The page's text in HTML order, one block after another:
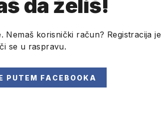
da želiš!
korisnički račun? Registracija je
se u raspravu.
PUTEM FACEBOOKA